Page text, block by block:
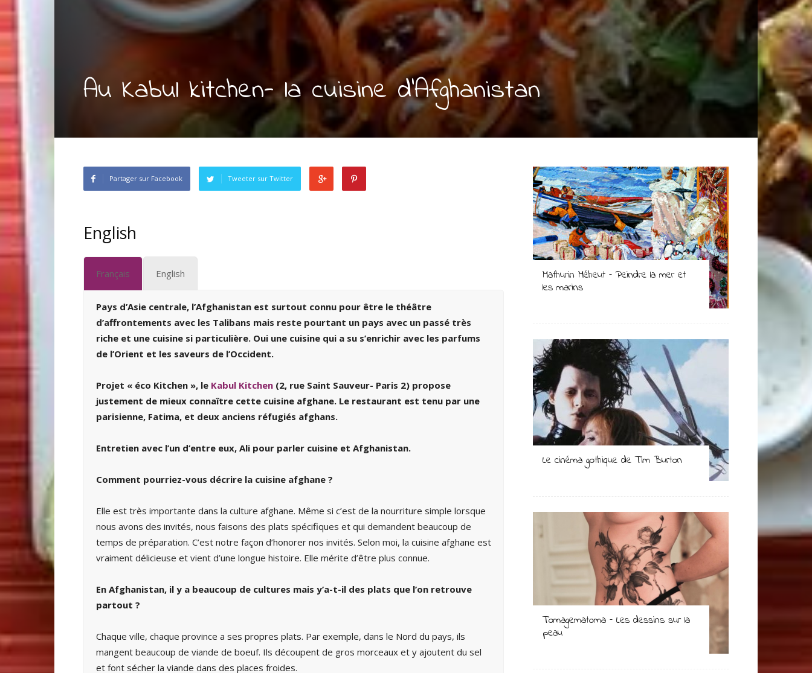
Au Kabul kitchen- la cuisine d’Afghanistan
Partager sur Facebook Tweeter sur Twitter
English
Français English
Pays d’Asie centrale, l’Afghanistan est surtout connu pour être le théâtre
d’affrontements avec les Talibans mais reste pourtant un pays avec un passé très
riche et une cuisine si particulière. Oui une cuisine qui a su s’enrichir avec les parfums
de l’Orient et les saveurs de l’Occident.
Projet « éco Kitchen », le Kabul Kitchen (2, rue Saint Sauveur- Paris 2) propose
justement de mieux connaître cette cuisine afghane. Le restaurant est tenu par une
parisienne, Fatima, et deux anciens réfugiés afghans.
Entretien avec l’un d’entre eux, Ali pour parler cuisine et Afghanistan.
Comment pourriez-vous décrire la cuisine afghane ?
Elle est très importante dans la culture afghane. Même si c’est de la nourriture simple lorsque
nous avons des invités, nous faisons des plats spécifiques et qui demandent beaucoup de
temps de préparation. C’est notre façon d’honorer nos invités. Selon moi, la cuisine afghane est
vraiment délicieuse et vient d’une longue histoire. Elle mérite d’être plus connue.
En Afghanistan, il y a beaucoup de cultures mais y’a-t-il des plats que l’on retrouve
partout ?
Chaque ville, chaque province a ses propres plats. Par exemple, dans le Nord du pays, ils
mangent beaucoup de viande de boeuf. Ils découpent de gros morceaux et y ajoutent du sel
et font sécher la viande dans des places froides.
Mathurin Méheut – Peindre la mer et
les marins
Le cinéma gothique de Tim Burton
Tomagematoma – Les dessins sur la
peau